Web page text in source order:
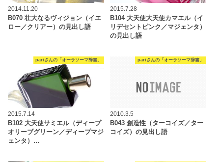
2014.11.20
B070 壮大なるヴィジョン（イエ
ロー／クリアー）の見出し語
2015.7.28
B104 大天使大天使カマエル（イ
リデセントピンク／マジェンタ）
の見出し語
pariさんの「オーラソーマ辞書」
2015.7.14
B102 大天使サミエル（ディープ
オリーブグリーン／ディープマジ
ェンタ）…
pariさんの「オーラソーマ辞書」
2010.3.5
B043 創造性（ターコイズ／ター
コイズ）の見出し語